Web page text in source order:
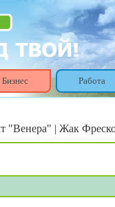
Бизнес Работа
"Венера" | Жак